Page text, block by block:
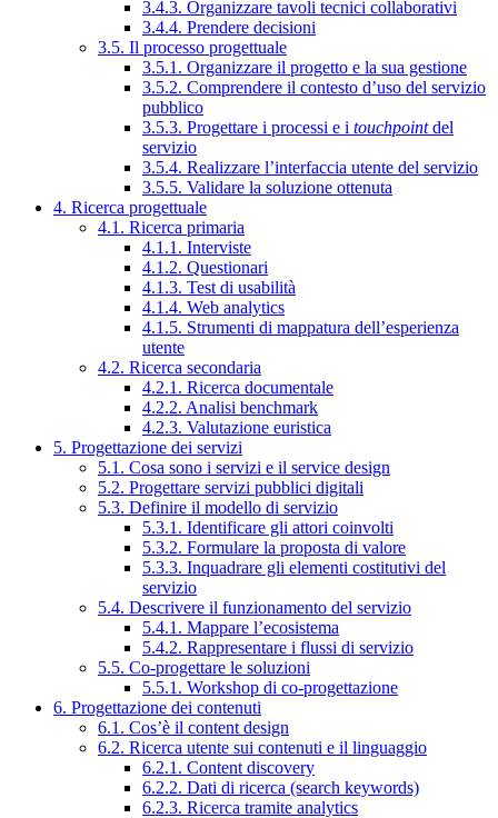
3.4.3. Organizzare tavoli tecnici collaborativi
3.4.4. Prendere decisioni
3.5. Il processo progettuale
3.5.1. Organizzare il progetto e la sua gestione
3.5.2. Comprendere il contesto d’uso del servizio
pubblico
3.5.3. Progettare i processi e i touchpointdel
servizio
3.5.4. Realizzare l’interfaccia utente del servizio
3.5.5. Validare la soluzione ottenuta
4. Ricerca progettuale
4.1. Ricerca primaria
4.1.1. Interviste
4.1.2. Questionari
4.1.3. Test di usabilità
4.1.4. Web analytics
4.1.5. Strumenti di mappatura dell’esperienza
utente
4.2. Ricerca secondaria
4.2.1. Ricerca documentale
4.2.2. Analisi benchmark
4.2.3. Valutazione euristica
5. Progettazione dei servizi
5.1. Cosa sono i servizi e il service design
5.2. Progettare servizi pubblici digitali
5.3. Definire il modello di servizio
5.3.1. Identificare gli attori coinvolti
5.3.2. Formulare la proposta di valore
5.3.3. Inquadrare gli elementi costitutivi del
servizio
5.4. Descrivere il funzionamento del servizio
5.4.1. Mappare l’ecosistema
5.4.2. Rappresentare i flussi di servizio
5.5. Co-progettare le soluzioni
5.5.1. Workshop di co-progettazione
6. Progettazione dei contenuti
6.1. Cos’è il content design
6.2. Ricerca utente sui contenuti e il linguaggio
6.2.1. Content discovery
6.2.2. Dati di ricerca (search keywords)
6.2.3. Ricerca tramite analytics